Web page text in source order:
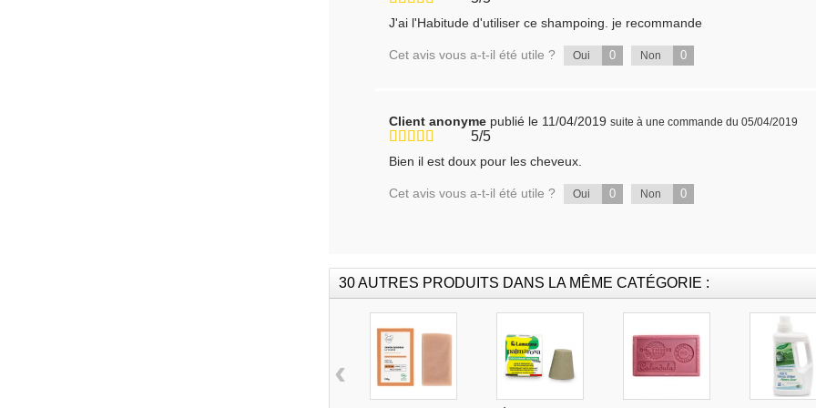
J'ai l'Habitude d'utiliser ce shampoing. je recommande
Cet avis vous a-t-il été utile ? Oui 0 Non 0
Client anonyme publié le 11/04/2019 suite à une commande du 05/04/2019
5/5
Bien il est doux pour les cheveux.
Cet avis vous a-t-il été utile ? Oui 0 Non 0
30 AUTRES PRODUITS DANS LA MÊME CATÉGORIE :
‹